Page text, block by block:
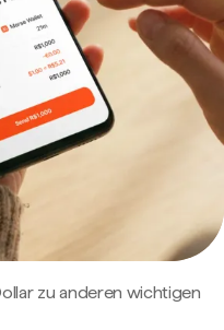
zu anderen wichtigen